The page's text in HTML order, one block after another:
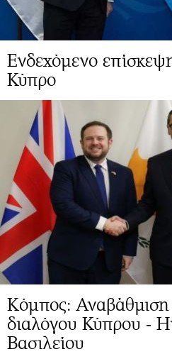
Ενδεχόμενο
Κύπρο
Κόμπος: Αναβάθμιση
διαλόγου Κύπρου -
Βασιλείου